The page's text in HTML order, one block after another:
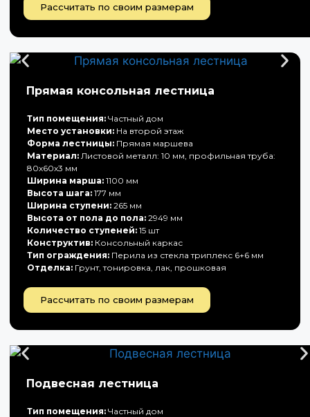
Рассчитать по своим размерам
Прямая консольная лестница
Тип помещения: Частный дом
Место установки: На второй этаж
Форма лестницы: Прямая маршева
Материал: Листовой металл: 10 мм, профильная труба:
80х60х3 мм
Ширина марша: 1100 мм
Высота шага: 177 мм
Ширина ступени: 265 мм
Высота от пола до пола: 2949 мм
Количество ступеней: 15 шт
Конструктив: Консольный каркас
Тип ограждения: Перила из стекла триплекс 6+6 мм
Отделка: Грунт, тонировка, лак, прошковая
Рассчитать по своим размерам
Подвесная лестница
Тип помещения: Частный дом